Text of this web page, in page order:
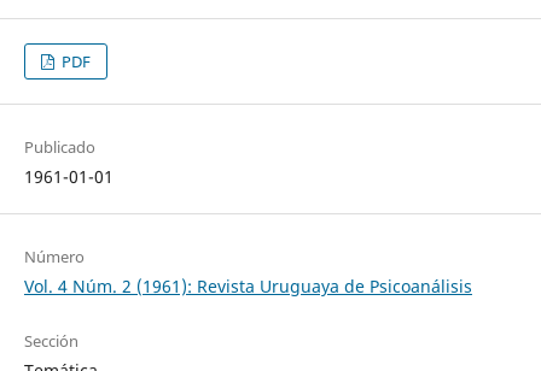
PDF
Publicado
1961-01-01
Número
Vol. 4 Núm. 2 (1961): Revista Uruguaya de Psicoanálisis
Sección